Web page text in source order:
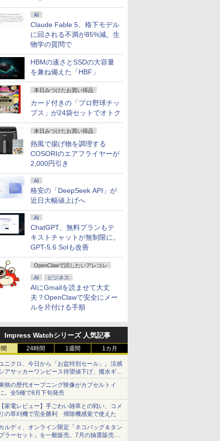
AI
Claude Fable 5、格下モデル
に回される不満が85%減。生
物学の質問で
HBMの速さとSSDの大容量
を兼ね備えた「HBF」
本日みつけたお買い得品
カード付きの「プロ野球チッ
プス」が24袋セットでオトク
本日みつけたお買い得品
熱風で揚げ物を調理する
COSORIのエアフライヤーが
2,000円引き
AI
格安の「DeepSeek API」が
近日大幅値上げへ
AI
ChatGPT、無料プランもテ
キストチャットが無制限に。
GPT-5.6 Solも改善
OpenClawで試したいアレコレ
AI ビジネス
AIにGmailを読ませて大丈
夫？OpenClawで安全にメー
ルを片付ける手順
Impress Watchシリーズ 人気記事
24時間 1週間 1カ月
ニクロ、今日から「お盆特別セール」。涼感
アサッカーワンピース待望値下げ、撥水ギア
ョーツは1990円に
映の歴代オープニング映像がカプセルトイ
。全5種で8月下旬発売
家電レビュー】手ごわい雑草との戦い、コメ
の草刈機で完全勝利 掃除機感覚で使えた
ルディ、オンライン限定「ネコバッグ＆タン
ラーセット」を一般販売。7月の抽選販売の